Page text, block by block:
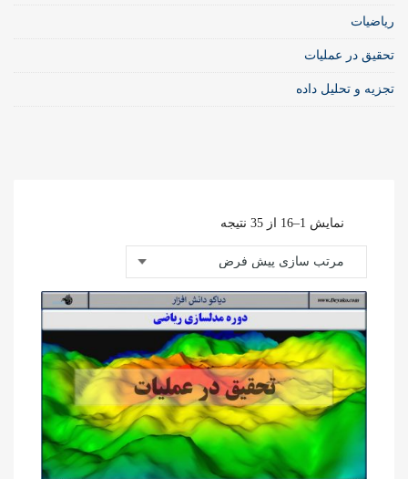
ریاضیات
تحقیق در عملیات
تجزیه و تحلیل داده
نمایش 1–16 از 35 نتیجه